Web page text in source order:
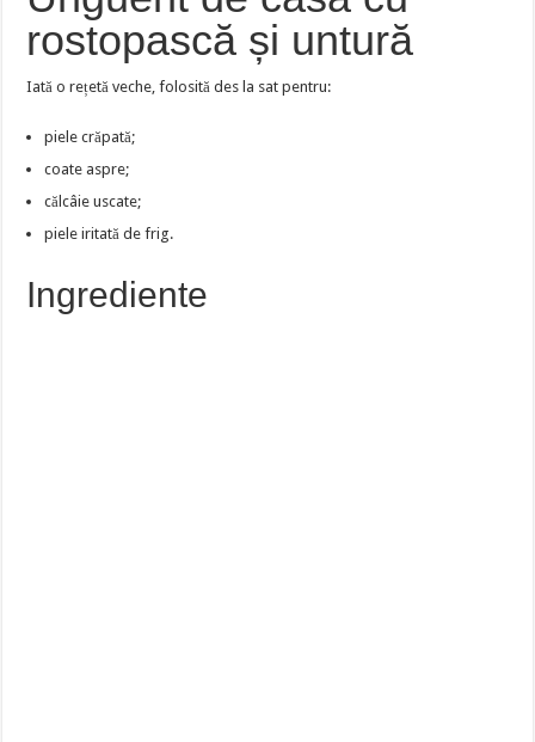
rostopască și untură
Iată o rețetă veche, folosită des la sat pentru:
piele crăpată;
coate aspre;
călcâie uscate;
piele iritată de frig.
Ingrediente